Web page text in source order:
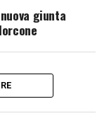
giunta